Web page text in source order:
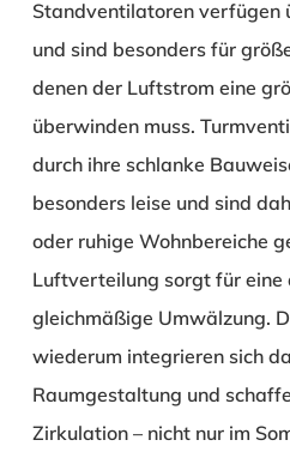
Standventilatoren verfügen
und sind besonders für
denen der Luftstrom eine
überwinden muss.
durch ihre schlanke
besonders leise und sind
oder ruhige Wohnbereiche
Luftverteilung sorgt für eine
gleichmäßige Umwälzung.
wiederum integrieren sich
Raumgestaltung und
Zirkulation – nicht nur im